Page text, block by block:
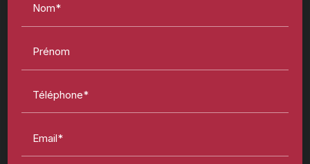
Nom*
Prénom
Téléphone*
Email*